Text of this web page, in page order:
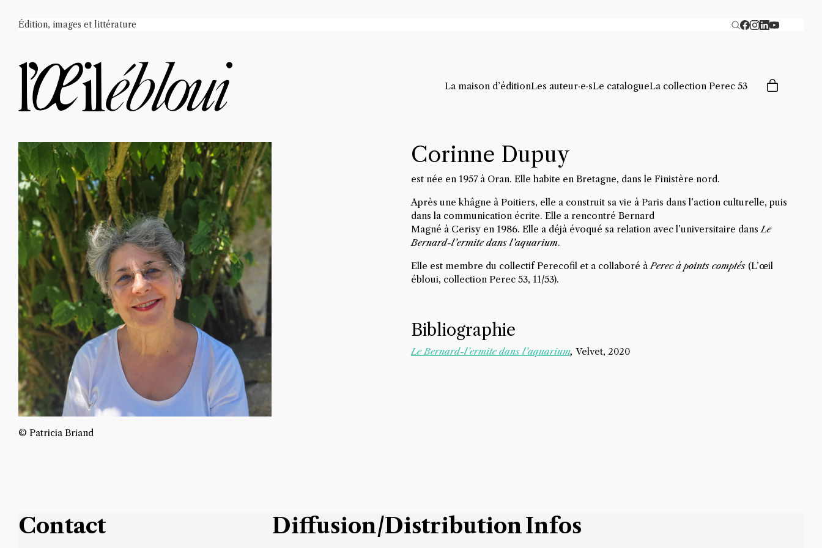
Édition, images et littérature
La maison d’éditionLes auteur·e·sLe catalogueLa collection Perec 53
© Patricia Briand
Corinne Dupuy
est née en 1957 à Oran. Elle habite en Bretagne, dans le Finistère nord.
Après une khâgne à Poitiers, elle a construit sa vie à Paris dans l’action culturelle, puis
dans la communication écrite. Elle a rencontré Bernard
Magné à Cerisy en 1986. Elle a déjà évoqué sa relation avec l’universitaire dansLe
Bernard-l’ermite dans l’aquarium.
Elle est membre du collectif Perecofil et a collaboré àPerec à points comptés (L’œil
ébloui, collection Perec 53, 11/53).
Bibliographie
Le Bernard-l’ermite dans l’aquarium, Velvet, 2020
Contact Diffusion/DistributionInfos